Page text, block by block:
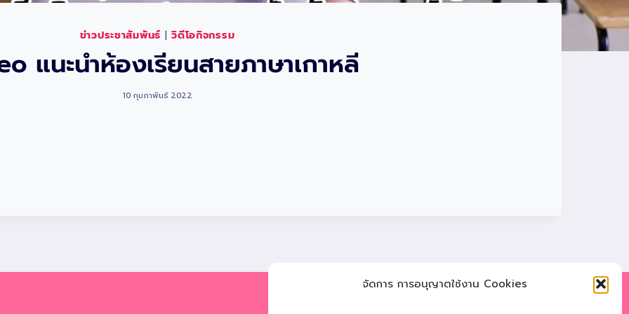
จัดการ การอนุญาตใช้งาน Cookies
ข่าวประชาสัมพันธ์ |วิดีโอกิจกรรม
แนะนำห้องเรียนสายภาษาเกาหลี
10 กุมภาพันธ์ 2022